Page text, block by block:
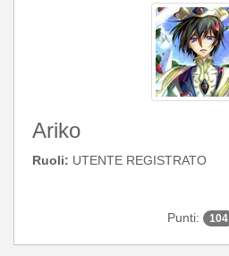
Ariko
Ruoli: UTENTE REGISTRATO
Punti: 104